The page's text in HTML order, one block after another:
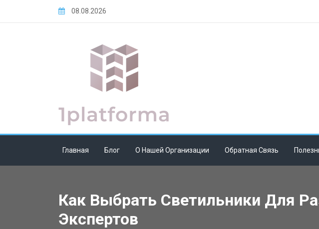
08.08.2026
Главная Блог О Нашей Организации Обратная Связь
Как Выбрать Светильники Для
Экспертов